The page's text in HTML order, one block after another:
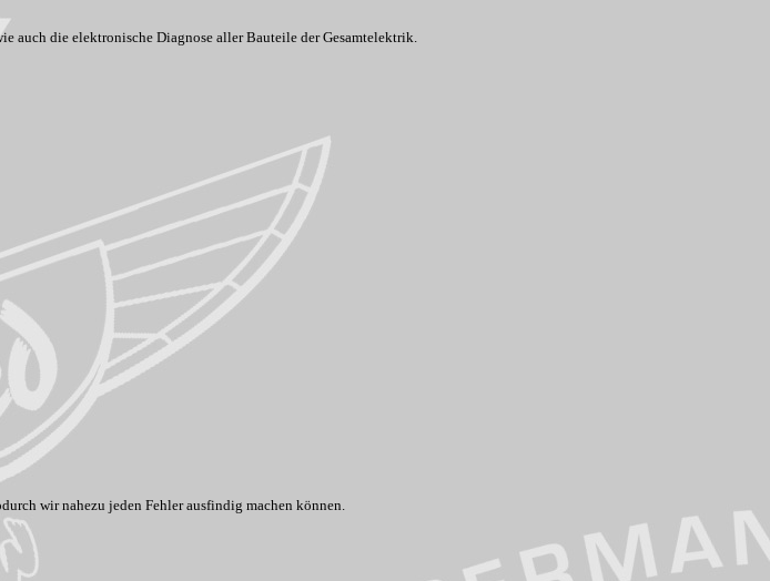
auch die elektronische Diagnose aller Bauteile der Gesamtelektrik.
wir nahezu jeden Fehler ausfindig machen können.